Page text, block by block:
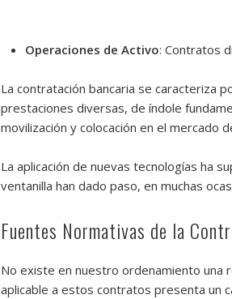
Operaciones de Activo: Contratos
La contratación bancaria se caracteriza
prestaciones diversas, de índole
movilización y colocación en el mercado
La aplicación de nuevas tecnologías ha
ventanilla han dado paso, en muchas
Fuentes Normativas de la
No existe en nuestro ordenamiento una
aplicable a estos contratos presenta un